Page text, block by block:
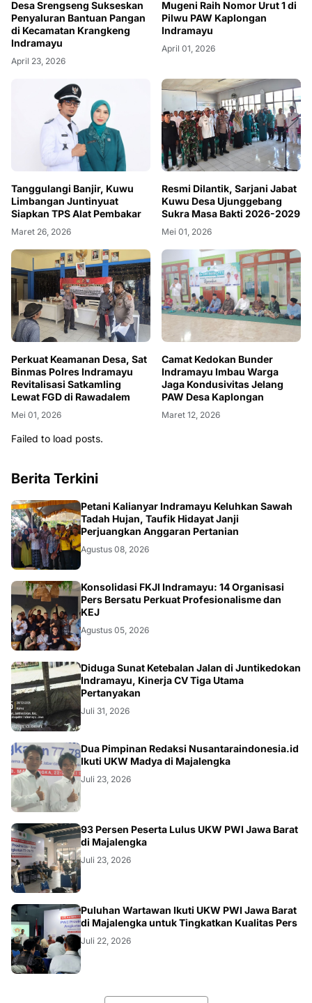
Desa Srengseng Sukseskan
Penyaluran Bantuan Pangan
di Kecamatan Krangkeng
Indramayu
April 23, 2026
Mugeni Raih Nomor Urut 1 di
Pilwu PAW Kaplongan
Indramayu
April 01, 2026
Tanggulangi Banjir, Kuwu
Limbangan Juntinyuat
Siapkan TPS Alat Pembakar
Maret 26, 2026
Resmi Dilantik, Sarjani Jabat
Kuwu Desa Ujunggebang
Sukra Masa Bakti 2026-2029
Mei 01, 2026
Perkuat Keamanan Desa, Sat
Binmas Polres Indramayu
Revitalisasi Satkamling
Lewat FGD di Rawadalem
Mei 01, 2026
Camat Kedokan Bunder
Indramayu Imbau Warga
Jaga Kondusivitas Jelang
PAW Desa Kaplongan
Maret 12, 2026
Failed to load posts.
Berita Terkini
Petani Kalianyar Indramayu Keluhkan Sawah
Tadah Hujan, Taufik Hidayat Janji
Perjuangkan Anggaran Pertanian
Agustus 08, 2026
Konsolidasi FKJI Indramayu: 14 Organisasi
Pers Bersatu Perkuat Profesionalisme dan
KEJ
Agustus 05, 2026
KRIMINAL
Diduga Sunat Ketebalan Jalan di Juntikedokan
Indramayu, Kinerja CV Tiga Utama
Pertanyakan
Juli 31, 2026
Dua Pimpinan Redaksi Nusantaraindonesia.id
Ikuti UKW Madya di Majalengka
Juli 23, 2026
93 Persen Peserta Lulus UKW PWI Jawa Barat
di Majalengka
Juli 23, 2026
Puluhan Wartawan Ikuti UKW PWI Jawa Barat
di Majalengka untuk Tingkatkan Kualitas Pers
Juli 22, 2026